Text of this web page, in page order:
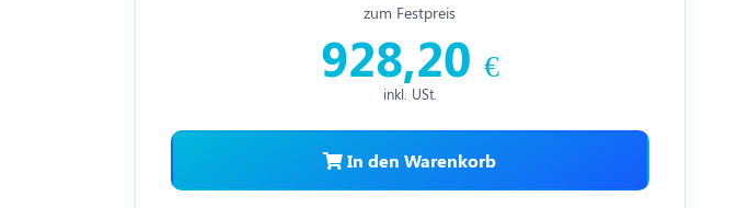
zum Festpreis
928,20 €
inkl. USt.
In den Warenkorb